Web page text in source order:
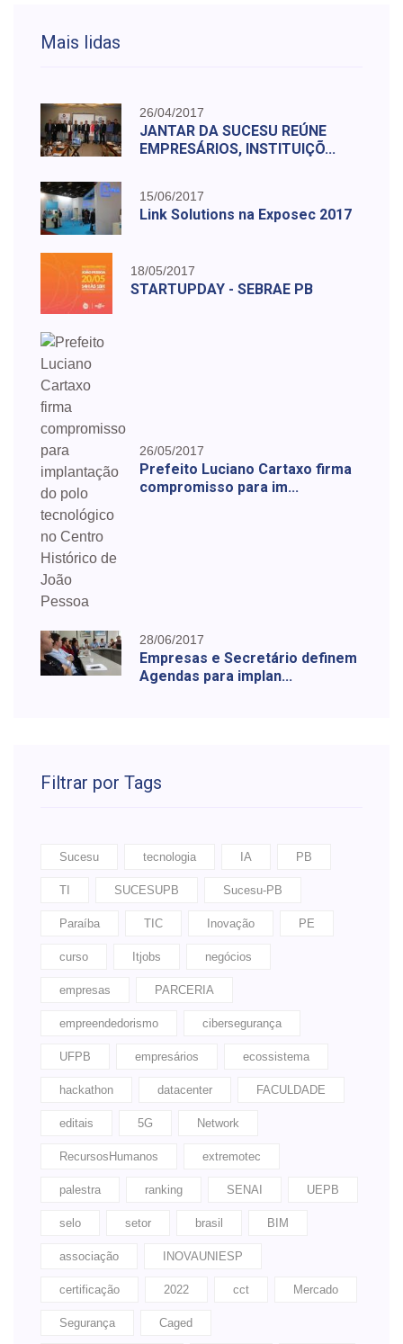
Mais lidas
26/04/2017
JANTAR DA SUCESU REÚNE
EMPRESÁRIOS, INSTITUIÇÕ...
15/06/2017
Link Solutions na Exposec 2017
18/05/2017
STARTUPDAY - SEBRAE PB
26/05/2017
Prefeito Luciano Cartaxo firma
compromisso para im...
28/06/2017
Empresas e Secretário definem
Agendas para implan...
Filtrar por Tags
Sucesu tecnologia IA PB
TI SUCESUPB Sucesu-PB
Paraíba TIC Inovação PE
curso Itjobs negócios
empresas PARCERIA
empreendedorismo cibersegurança
UFPB empresários ecossistema
hackathon datacenter FACULDADE
editais 5G Network
RecursosHumanos extremotec
palestra ranking SENAI UEPB
selo setor brasil BIM
associação INOVAUNIESP
certificação 2022 cct Mercado
Segurança Caged